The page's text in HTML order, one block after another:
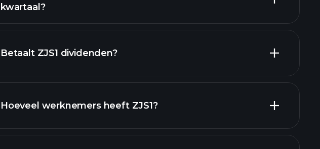
financiële rapporten
kwartaal?
financiële rapporten
Betaalt ZJS1 dividenden?
hoog-dividend
Hoeveel werknemers heeft ZJS1?